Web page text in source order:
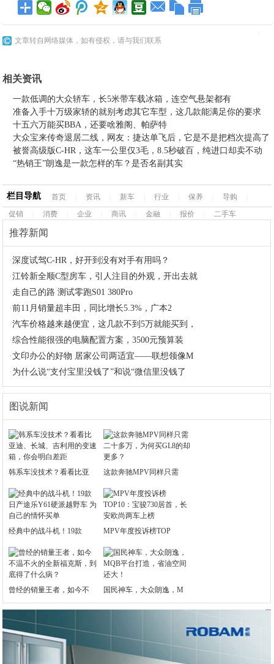
文章转自网络媒体，如有侵权，请与我们联系
相关资讯
一款低调的大众轿车，长5米带车载冰箱，连空气悬架都有
准备入手十万级家轿的就别考虑其它车型，这几款能满足你的要求
十五六万能买BBA，还要啥雅阁、帕萨特
大众宝来传奇退居二线，网友：捷达单飞后，它是不是把档次提高了
被誉高级版C-HR，这车一公里仅3毛，8.5秒破百，纯进口却卖不动
“热销王”朗逸是一款怎样的车？是否名副其实
栏目导航 首页 资讯 新车 行业 保养 导购
促销
消费 企业 商讯 金融 报价 二手车
推荐新闻
·深度试驾C-HR，好开到没有对手有用吗？
·江铃新全顺C型房车，引人注目的外观，开出去就
· 走自己的路 测试零跑S01 380Pro
·前11月销量超丰田，同比增长5.3%，广本2
·汽车价格越来越便宜，这几款不到5万就能买到，
·综合性能很强的电脑配置方案，3500元预算装
·文印办公的好物 居家公司两适宜——联想领像M
· 为什么说“支付宝里没钱了”和说“微信里没钱了
图说新闻
韩系车没技术？看看比亚 这款奔驰MPV同样只需
经典中的战斗机！19款 MPV年度投诉榜TOP
曾经的销量王者，如今不 国民神车，大众朗逸，M